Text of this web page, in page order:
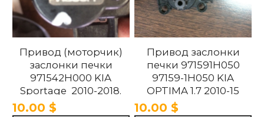
Привод (моторчик)
заслонки печки
971542H000 KIA
Sportage 2010-2018.
10.00 $
Привод заслонки
печки 971591H050
97159-1H050 KIA
OPTIMA 1.7 2010-15
10.00 $